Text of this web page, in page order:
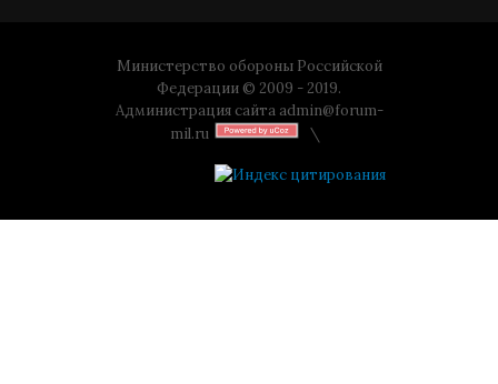
Министерство обороны Российской
Федерации © 2009 - 2019.
Администрация сайта admin@forum-
mil.ru